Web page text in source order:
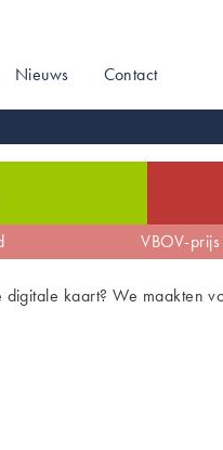
Nieuws Contact
Kraamtijd
VBOV-
kaart? We maakten